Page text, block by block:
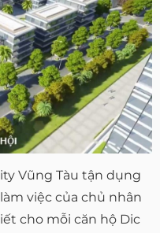
Vũng Tàu tận dụng
việc của chủ nhân
cho mỗi căn hộ Dic